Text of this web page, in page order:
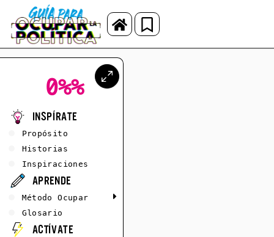
0%%
Inspírate
Propósito
Historias
Inspiraciones
Aprende
Método Ocupar
Glosario
Actívate